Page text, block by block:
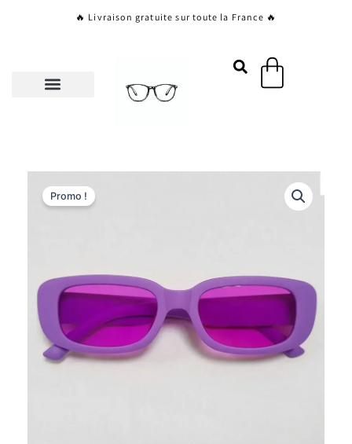
🔥 Livraison gratuite sur toute la France 🔥
Panier
Promo !